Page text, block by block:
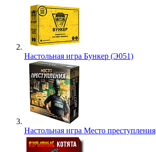
Настольная игра Бункер (Э051)
Настольная игра Место преступления